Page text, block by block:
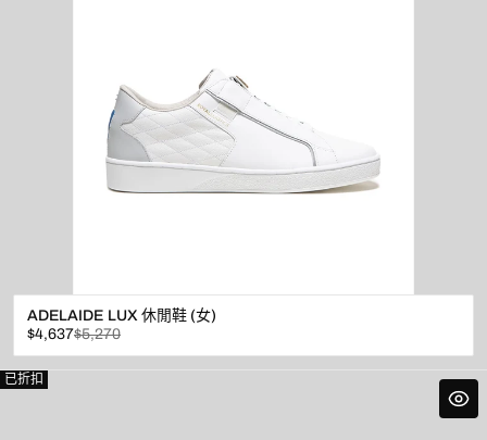
ADELAIDE LUX 休閒鞋 (女)
已
折
扣
$4,637
原
價
$5,270
已折扣